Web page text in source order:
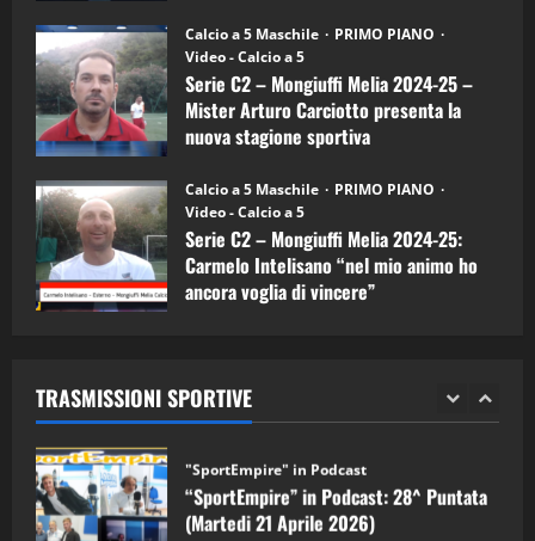
Calcio a 5 Maschile
PRIMO PIANO
Video - Calcio a 5
Serie C2 – Mongiuffi Melia 2024-25 –
Mister Arturo Carciotto presenta la
nuova stagione sportiva
Calcio a 5 Maschile
PRIMO PIANO
Video - Calcio a 5
Serie C2 – Mongiuffi Melia 2024-25:
Carmelo Intelisano “nel mio animo ho
ancora voglia di vincere”
TRASMISSIONI SPORTIVE
5
“SportEmpire” in Podcast: 26^ Puntata
(Martedi 07 Aprile 2026)
08/04/2026
1
“SportEmpire” in Podcast: 30^ Puntata
(Martedi 05 Maggio 2026)
08/05/2026
2 28/04/2026
"SportEmpire" in Podcast
“SportEmpire” in Podcast: 28^ Puntata
(Martedi 21 Aprile 2026)